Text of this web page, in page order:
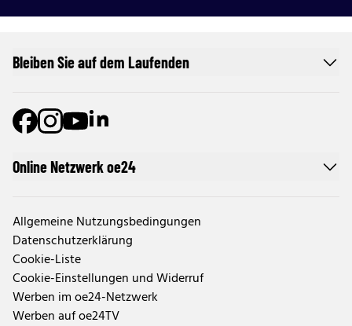
Online Netzwerk oe24
Allgemeine Nutzungsbedingungen
Datenschutzerklärung
Cookie-Liste
Cookie-Einstellungen und Widerruf
Werben im oe24-Netzwerk
Werben auf oe24TV
Bleiben Sie auf dem Laufenden